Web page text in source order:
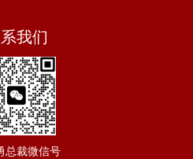
我们
总裁微信号